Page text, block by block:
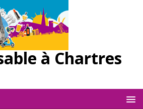
à Chartres